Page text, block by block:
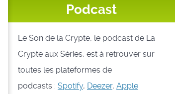
Podcast
Le Son de la Crypte, le podcast de La
Crypte aux Séries, est à retrouver sur
toutes les plateformes de
podcasts : Spotify, Deezer, Apple